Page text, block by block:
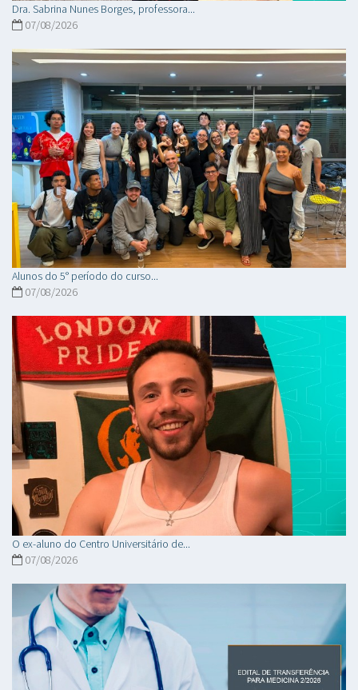
Dra. Sabrina Nunes Borges, professora...
07/08/2026
Alunos do 5° período do curso...
07/08/2026
O ex-aluno do Centro Universitário de...
07/08/2026